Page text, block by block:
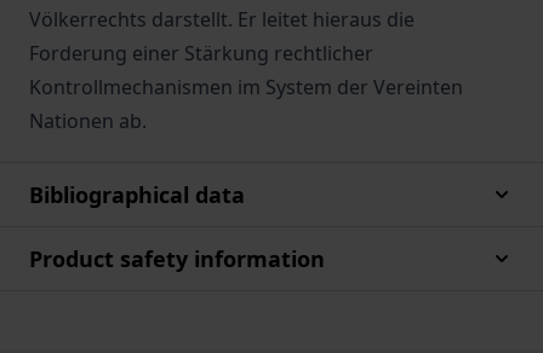
Völkerrechts darstellt. Er leitet hieraus die
Forderung einer Stärkung rechtlicher
Kontrollmechanismen im System der Vereinten
Nationen ab.
Bibliographical data
Product safety information